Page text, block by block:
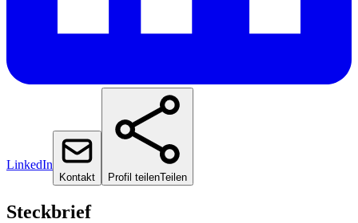
LinkedIn
Kontakt Profil teilenTeilen
Steckbrief